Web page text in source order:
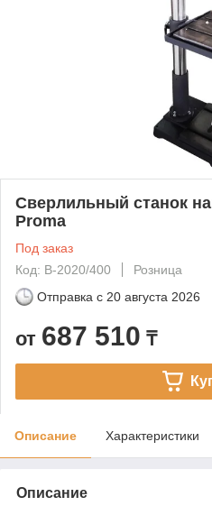
Сверлильный станок
Proma
Под заказ
Код: B-2020/400
Розница
Отправка с 20 августа 2026
от 687 510 ₸
Описание Характеристики
Описание